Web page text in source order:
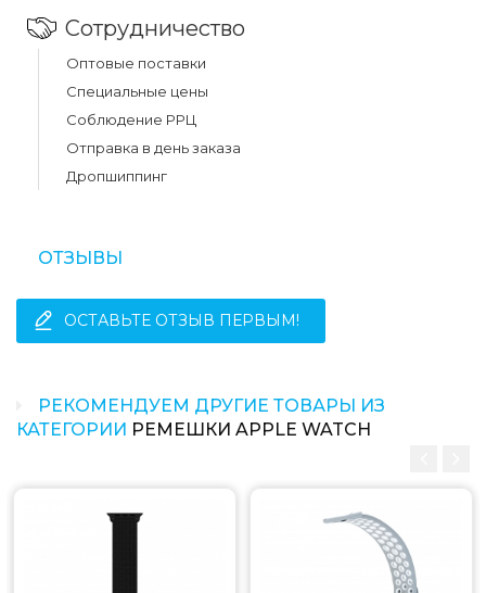
Сотрудничество
Оптовые поставки
Специальные цены
Соблюдение РРЦ
Отправка в день заказа
Дропшиппинг
ОТЗЫВЫ
ОСТАВЬТЕ ОТЗЫВ ПЕРВЫМ!
РЕКОМЕНДУЕМ ДРУГИЕ ТОВАРЫ ИЗ
КАТЕГОРИИ РЕМЕШКИ APPLE WATCH